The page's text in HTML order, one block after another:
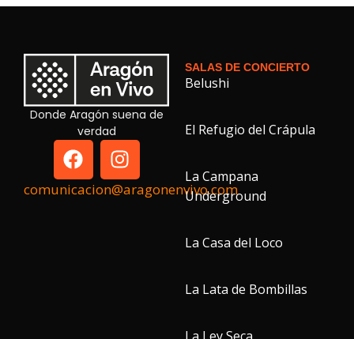
Donde Aragón suena de
verdad
comunicacion@aragonenvivo.com
SALAS DE CONCIERTO
Belushi
El Refugio del Crápula
La Campana
Underground
La Casa del Loco
La Lata de Bombillas